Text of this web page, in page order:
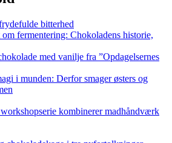
bitterhed
om fermentering: Chokoladens historie,
med vanilje fra ”Opdagelsernes
i munden: Derfor smager østers og
kombinerer madhåndværk